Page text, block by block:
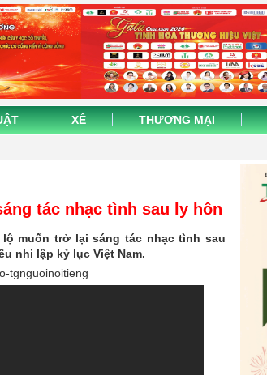
XẾ THƯƠNG MẠI
tác nhạc tình sau ly hôn
lộ muốn trở lại sáng tác nhạc tình sau
nhi lập kỷ lục Việt Nam.